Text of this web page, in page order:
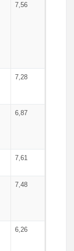
7,56
7,28
6,87
7,61
7,48
6,26